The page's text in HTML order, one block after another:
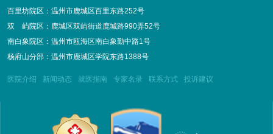
百里坊院区：温州市鹿城区百里东路252号
双
屿院区：鹿城区双屿街道鹿城路990弄52号
南白象院区：温州市瓯海区南白象勤中路1号
杨府山分部：温州市鹿城区学院东路1388号
医院介绍 新闻动态 就医指南 专家名录 联系方式 投诉建议